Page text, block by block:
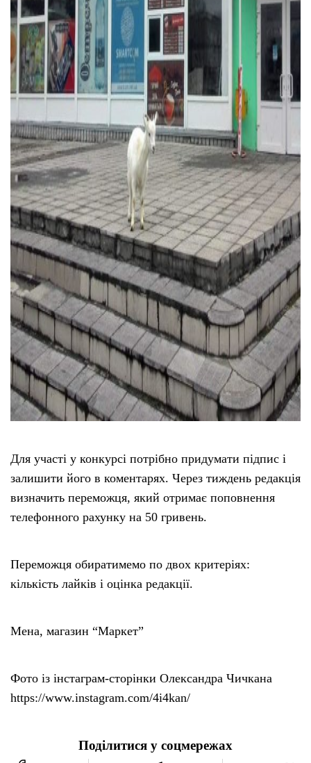
Для участі у конкурсі потрібно придумати підпис і
залишити його в коментарях. Через тиждень редакція
визначить переможця, який отримає поповнення
телефонного рахунку на 50 гривень.
Переможця обиратимемо по двох критеріях:
кількість лайків і оцінка редакції.
Мена, магазин “Маркет”
Фото із інстаграм-сторінки Олександра Чичкана
https://www.instagram.com/4i4kan/
Поділитися у соцмережах